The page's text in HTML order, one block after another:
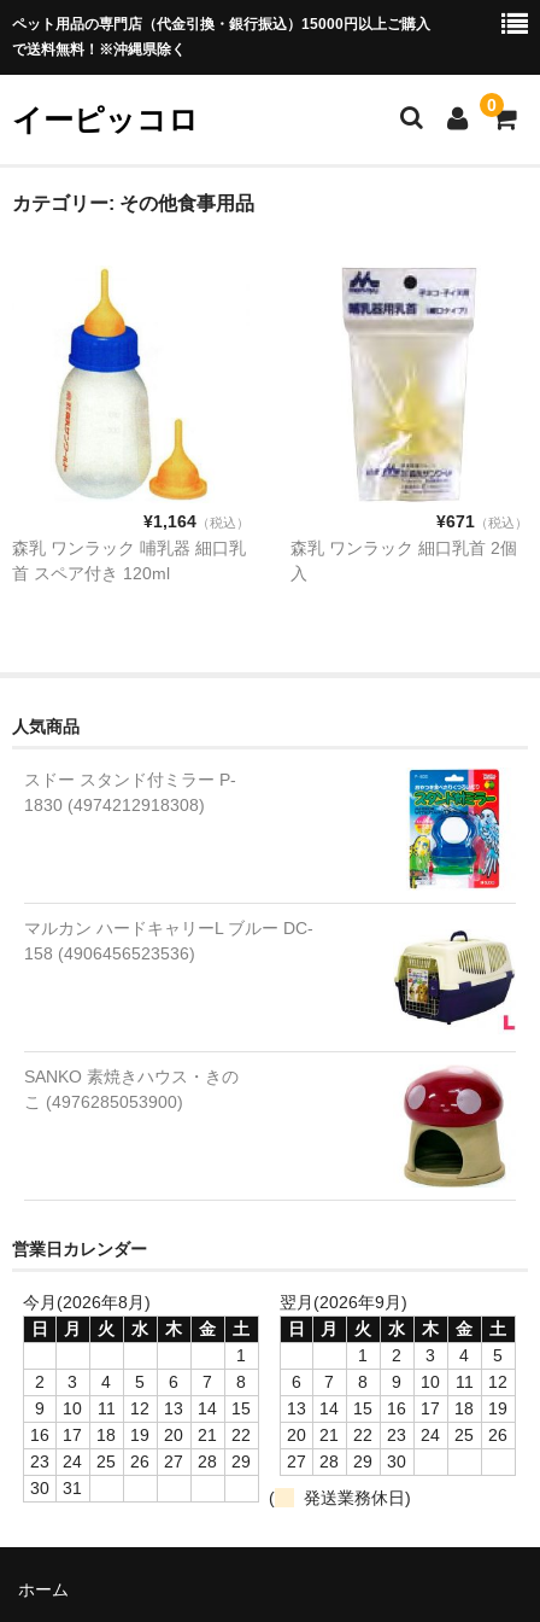
ペット用品の専門店（代金引換・銀行振込）15000円以上ご購入
で送料無料！※沖縄県除く
イーピッコロ 0
ホーム
ドッグフード
ドライフード
セミモイストフード
ウエットフード 缶詰
離乳食
流動食
水
アイスクリーム
ケーキ
ソーセージ
ふりかけ トッピング
フリーズドライ
ボーロ
レトルト
カテゴリー: その他食事用品
¥1,164（税込）
森乳 ワンラック 哺乳器 細口乳
首 スペア付き 120ml
¥671（税込）
森乳 ワンラック 細口乳首 2個
入
人気商品
スドー スタンド付ミラー P-
1830 (4974212918308)
マルカン ハードキャリーL ブルー DC-
158 (4906456523536)
SANKO 素焼きハウス・きの
こ (4976285053900)
営業日カレンダー
今月(2026年8月)
日
月 火 水 木 金
土
1
2
3 4 5 6 7
8
9
10 11 12 13 14
15
16
17 18 19 20 21
22
23
24 25 26 27 28
29
30
31
翌月(2026年9月)
日
月 火 水 木 金
土
1
2 3 4
5
6
7 8 9 10 11
12
13
14 15 16 17 18
19
20
21 22 23 24 25
26
27
28 29
30
(
発送業務休日)
ホーム